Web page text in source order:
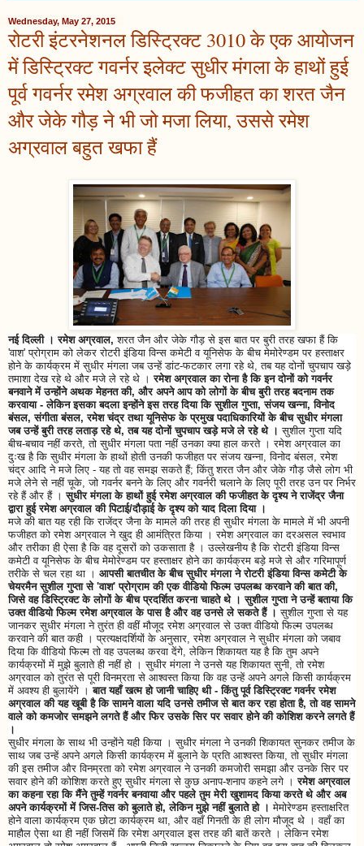
Wednesday, May 27, 2015
रोटरी इंटरनेशनल डिस्ट्रिक्ट 3010 के एक आयोजन
में डिस्ट्रिक्ट गवर्नर इलेक्ट सुधीर मंगला के हाथों हुई
पूर्व गवर्नर रमेश अग्रवाल की फजीहत का शरत जैन
और जेके गौड़ ने भी जो मजा लिया, उससे रमेश
अग्रवाल बहुत खफा हैं
नई दिल्ली । रमेश अग्रवाल,शरत जैन और जेके गौड़ से इस बात पर बुरी तरह खफा हैं कि
'वाश' प्रोग्राम को लेकर रोटरी इंडिया विन्स कमेटी व यूनिसेफ के बीच मेमोरेण्डम पर हस्ताक्षर
होने के कार्यक्रम में सुधीर मंगला जब उन्हें डांट-फटकार लगा रहे थे, तब यह दोनों चुपचाप खड़े
तमाशा देख रहे थे और मजे ले रहे थे ।रमेश अग्रवाल का रोना है कि इन दोनों को गवर्नर
बनवाने में उन्होंने अथक मेहनत की, और अपने आप को लोगों के बीच बुरी तरह बदनाम तक
करवाया - लेकिन इसका बदला इन्होंने इस तरह दिया कि सुशील गुप्ता, संजय खन्ना, विनोद
बंसल, संगीता बंसल, रमेश चंद्र तथा यूनिसेफ के प्रमुख पदाधिकारियों के बीच सुधीर मंगला
जब उन्हें बुरी तरह लताड़ रहे थे, तब यह दोनों चुपचाप खड़े मजे ले रहे थे । सुशील गुप्ता यदि
बीच-बचाव नहीं करते, तो सुधीर मंगला पता नहीं उनका क्या हाल करते । रमेश अग्रवाल का
दुःख है कि सुधीर मंगला के हाथों होती उनकी फजीहत पर संजय खन्ना, विनोद बंसल, रमेश
चंद्र आदि ने मजे लिए - यह तो वह समझ सकते हैं; किंतु शरत जैन और जेके गौड़ जैसे लोग भी
मजे लेने से नहीं चूके, जो गवर्नर बनने के लिए और गवर्नरी चलाने के लिए पूरी तरह उन पर निर्भर
रहे हैं और हैं ।सुधीर मंगला के हाथों हुई रमेश अग्रवाल की फजीहत के दृश्य ने राजेंद्र जैना
द्वारा हुई रमेश अग्रवाल की पिटाई/दौड़ाई के दृश्य को याद दिला दिया ।
मजे की बात यह रही कि राजेंद्र जैना के मामले की तरह ही सुधीर मंगला के मामले में भी अपनी
फजीहत को रमेश अग्रवाल ने खुद ही आमंत्रित किया । रमेश अग्रवाल का दरअसल स्वभाव
और तरीका ही ऐसा है कि वह दूसरों को उकसाता है । उल्लेखनीय है कि रोटरी इंडिया विन्स
कमेटी व यूनिसेफ के बीच मेमोरेण्डम पर हस्ताक्षर होने का कार्यक्रम बड़े मजे से और गरिमापूर्ण
तरीके से चल रहा था । आपसी बातचीत के बीच सुधीर मंगला ने रोटरी इंडिया विन्स कमेटी के
चेयरमैन सुशील गुप्ता से 'वाश' प्रोग्राम की एक वीडियो फिल्म उपलब्ध करवाने की बात की,
जिसे वह डिस्ट्रिक्ट के लोगों के बीच प्रदर्शित करना चाहते थे । सुशील गुप्ता ने उन्हें बताया कि
उक्त वीडियो फिल्म रमेश अग्रवाल के पास है और वह उनसे ले सकते हैं । सुशील गुप्ता से यह
जानकर सुधीर मंगला ने तुरंत ही वहीं मौजूद रमेश अग्रवाल से उक्त वीडियो फिल्म उपलब्ध
करवाने की बात कही । प्रत्यक्षदर्शियों के अनुसार, रमेश अग्रवाल ने सुधीर मंगला को जबाव
दिया कि वीडियो फिल्म तो वह उपलब्ध करवा देंगे, लेकिन शिकायत यह है कि तुम अपने
कार्यक्रमों में मुझे बुलाते ही नहीं हो । सुधीर मंगला ने उनसे यह शिकायत सुनी, तो रमेश
अग्रवाल को तुरंत से पूरी विनम्रता से आश्वस्त किया कि वह उन्हें अपने अगले किसी कार्यक्रम
में अवश्य ही बुलायेंगे ।बात यहाँ खत्म हो जानी चाहिए थी - किंतु पूर्व डिस्ट्रिक्ट गवर्नर रमेश
अग्रवाल की यह खूबी है कि सामने वाला यदि उनसे तमीज से बात कर रहा होता है, तो वह सामने
वाले को कमजोर समझने लगते हैं और फिर उसके सिर पर सवार होने की कोशिश करने लगते हैं
।
सुधीर मंगला के साथ भी उन्होंने यही किया । सुधीर मंगला ने उनकी शिकायत सुनकर तमीज के
साथ जब उन्हें अपने अगले किसी कार्यक्रम में बुलाने के प्रति आश्वस्त किया, तो सुधीर मंगला
की इस तमीज और विनम्रता को रमेश अग्रवाल ने उनकी कमजोरी समझा और उनके सिर पर
सवार होने की कोशिश करते हुए सुधीर मंगला से कुछ अनाप-शनाप कहने लगे ।रमेश अग्रवाल
का कहना रहा कि मैंने तुम्हें गवर्नर बनवाया और पहले तुम मेरी खुशामद किया करते थे और अब
अपने कार्यक्रमों में जिस-तिस को बुलाते हो, लेकिन मुझे नहीं बुलाते हो । मेमोरेण्डम हस्ताक्षरित
होने वाला कार्यक्रम एक छोटा कार्यक्रम था, और वहाँ गिनती के ही लोग मौजूद थे । वहाँ का
माहौल ऐसा था ही नहीं जिसमें कि रमेश अग्रवाल इस तरह की बातें करते । लेकिन रमेश